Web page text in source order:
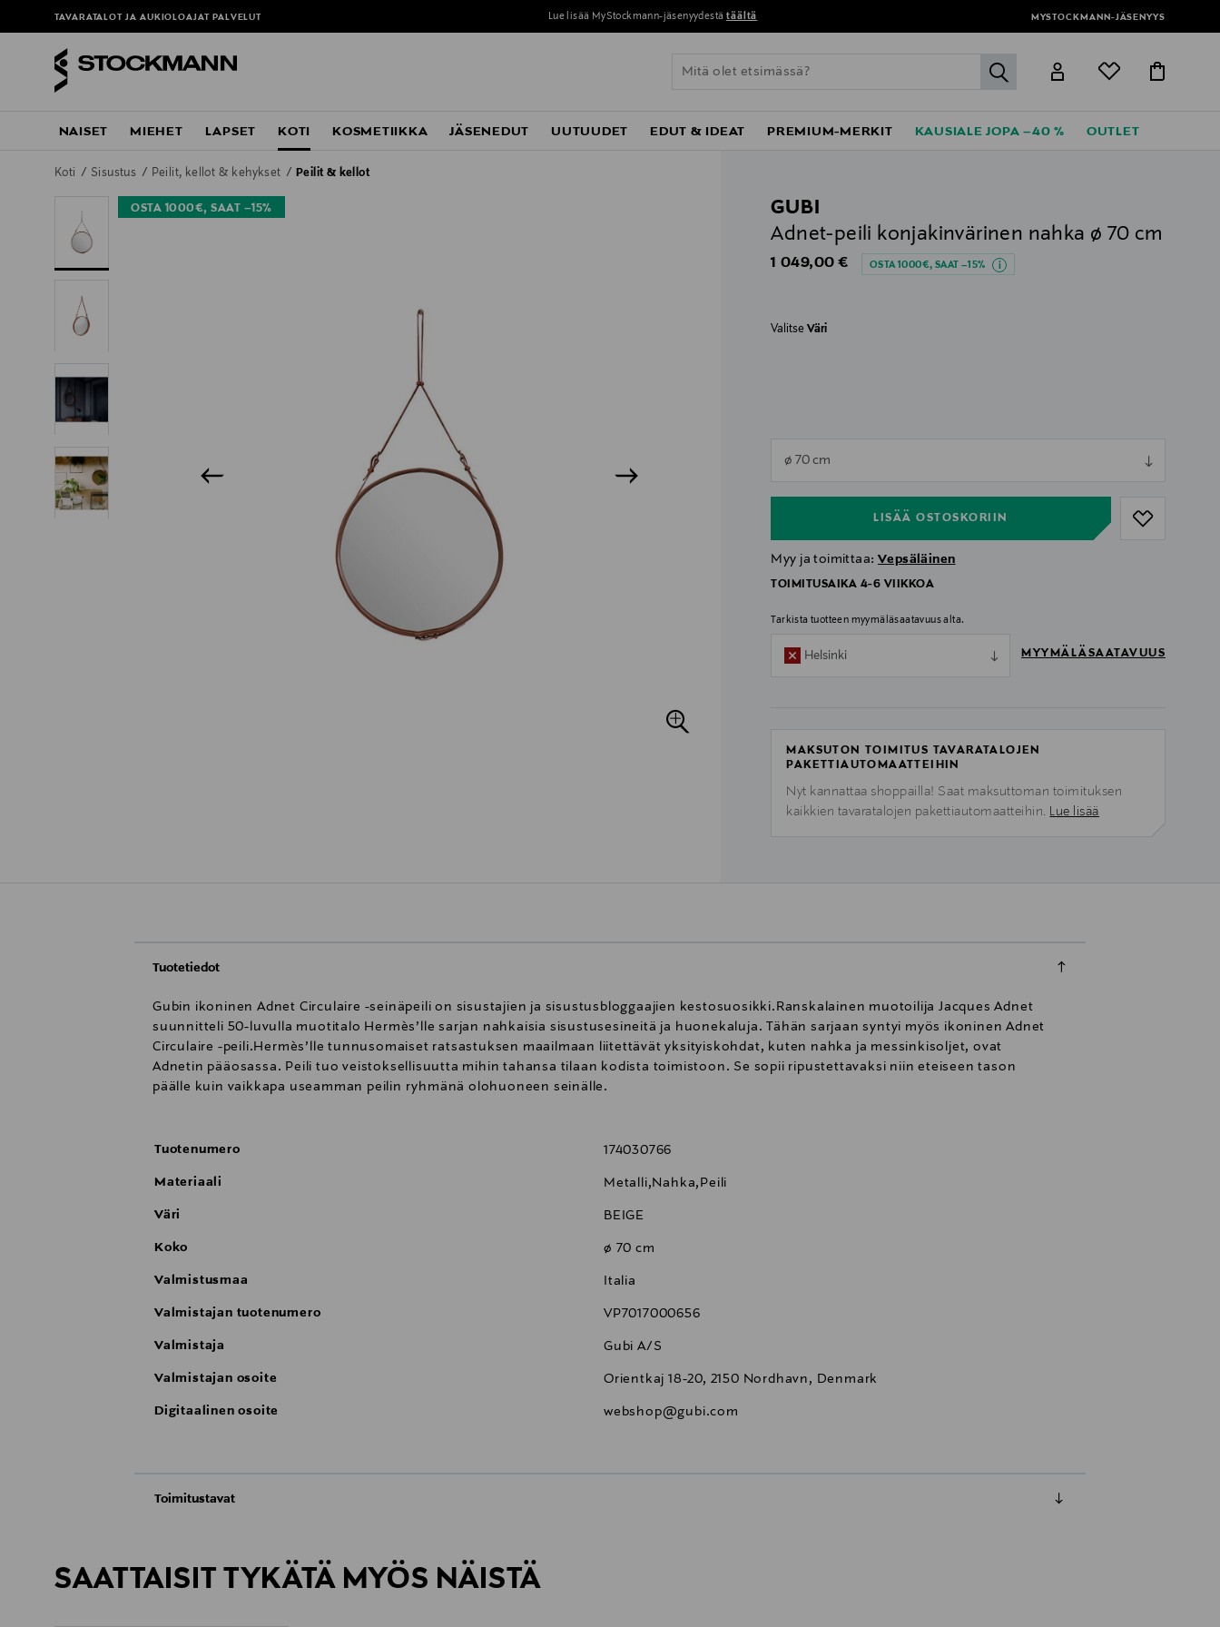
TAVARATALOT JA AUKIOLOAJAT PALVELUT Lue lisää MyStockmann-jäsenyydestä täältä MYSTOCKMANN-JÄSENYYS
label.header.go
NAISET MIEHET LAPSET KOTI KOSMETIIKKA JÄSENEDUT UUTUUDET EDUT & IDEAT PREMIUM-MERKIT KAUSIALE JOPA –40 % OUTLET
Koti Sisustus Peilit, kellot & kehykset Peilit & kellot
OSTA 1000€, SAAT –15%
GUBI
Adnet-peili konjakinvärinen nahka ø 70 cm
Original Price
1 049,00 € OSTA 1000€, SAAT –15%
ValitseVäri
ø 70 cm
LISÄÄ OSTOSKORIIN
null
Myy ja toimittaa: Vepsäläinen
TOIMITUSAIKA 4-6 VIIKKOA
Tarkista tuotteen myymäläsaatavuus alta.
Helsinki MYYMÄLÄSAATAVUUS
MAKSUTON TOIMITUS TAVARATALOJEN
PAKETTIAUTOMAATTEIHIN
Nyt kannattaa shoppailla! Saat maksuttoman toimituksen
kaikkien tavaratalojen pakettiautomaatteihin. Lue lisää
Tuotetiedot
Gubin ikoninen Adnet Circulaire -seinäpeili on sisustajien ja sisustusbloggaajien kestosuosikki.Ranskalainen muotoilija Jacques Adnet
suunnitteli 50-luvulla muotitalo Hermès’lle sarjan nahkaisia sisustusesineitä ja huonekaluja. Tähän sarjaan syntyi myös ikoninen Adnet
Circulaire -peili.Hermès’lle tunnusomaiset ratsastuksen maailmaan liitettävät yksityiskohdat, kuten nahka ja messinkisoljet, ovat
Adnetin pääosassa. Peili tuo veistoksellisuutta mihin tahansa tilaan kodista toimistoon. Se sopii ripustettavaksi niin eteiseen tason
päälle kuin vaikkapa useamman peilin ryhmänä olohuoneen seinälle.
Tuotenumero 174030766
Materiaali Metalli,Nahka,Peili
Väri BEIGE
Koko ø 70 cm
Valmistusmaa Italia
Valmistajan tuotenumero VP7017000656
Valmistaja Gubi A/S
Valmistajan osoite Orientkaj 18-20, 2150 Nordhavn, Denmark
Digitaalinen osoite webshop@gubi.com
Toimitustavat
Kotiinkuljetus
SAATTAISIT TYKÄTÄ MYÖS NÄISTÄ